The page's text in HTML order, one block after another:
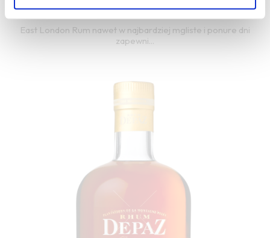
ANGLIA
East London Rum nawet w najbardziej mgliste i ponure dni
zapewni...